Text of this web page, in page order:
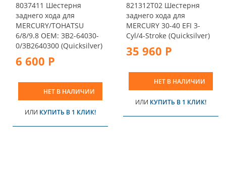
8037411 Шестерня
заднего хода для
MERCURY/ТOHATSU
6/8/9.8 OEM: 3B2-64030-
0/3B2640300 (Quicksilver)
6 600 Р
НЕТ В НАЛИЧИИ
ИЛИ КУПИТЬ В 1 КЛИК!
821312T02 Шестерня
заднего хода для
MERCURY 30-40 EFI 3-
Cyl/4-Stroke (Quicksilver)
35 960 Р
НЕТ В НАЛИЧИИ
ИЛИ КУПИТЬ В 1 КЛИК!